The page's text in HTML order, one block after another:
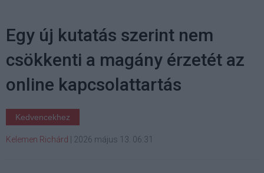
Egy új kutatás szerint nem
csökkenti a magány érzetét az
online kapcsolattartás
Kedvencekhez
Kelemen Richárd 2026 május 13. 06:31